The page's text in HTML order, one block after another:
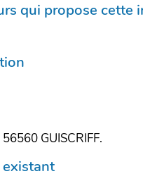
qui propose cette
GUISCRIFF.